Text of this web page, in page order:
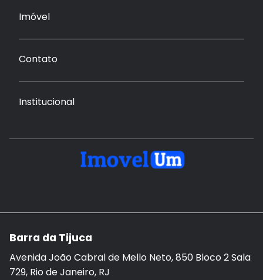
Imóvel
Contato
Institucional
Barra da Tijuca
Avenida João Cabral de Mello Neto, 850 Bloco 2 Sala
729, Rio de Janeiro, RJ